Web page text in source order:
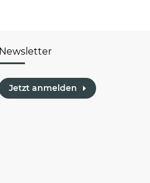
Newsletter
Jetzt anmelden